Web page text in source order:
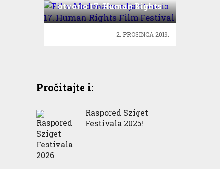
otvorio 17. Human Rights
Film Festival
2. PROSINCA 2019.
Pročitajte i:
Raspored Sziget
Festivala 2026!